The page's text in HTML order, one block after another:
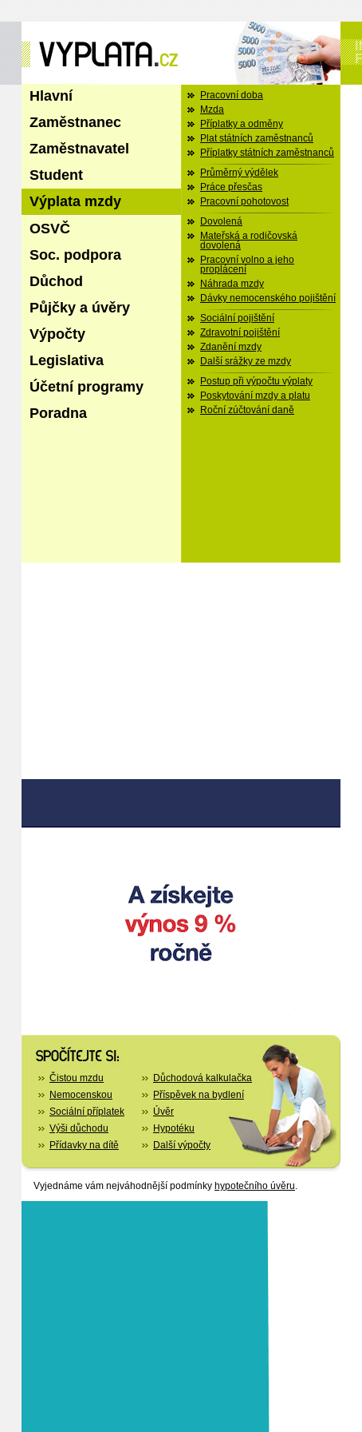
Hlavní
Zaměstnanec
Zaměstnavatel
Student
Výplata mzdy
OSVČ
Soc. podpora
Důchod
Půjčky a úvěry
Výpočty
Legislativa
Účetní programy
Poradna
Pracovní doba
Mzda
Příplatky a odměny
Plat státních zaměstnanců
Příplatky státních zaměstnanců
Průměrný výdělek
Práce přesčas
Pracovní pohotovost
Dovolená
Mateřská a rodičovská
dovolená
Pracovní volno a jeho
proplácení
Náhrada mzdy
Dávky nemocenského pojištění
Sociální pojištění
Zdravotní pojištění
Zdanění mzdy
Další srážky ze mzdy
Postup při výpočtu výplaty
Poskytování mzdy a platu
Roční zúčtování daně
Čistou mzdu
Nemocenskou
Sociální příplatek
Výši důchodu
Přídavky na dítě
Důchodová kalkulačka
Příspěvek na bydlení
Úvěr
Hypotéku
Další výpočty
Vyjednáme vám nejváhodnější podmínky hypotečního úvěru.